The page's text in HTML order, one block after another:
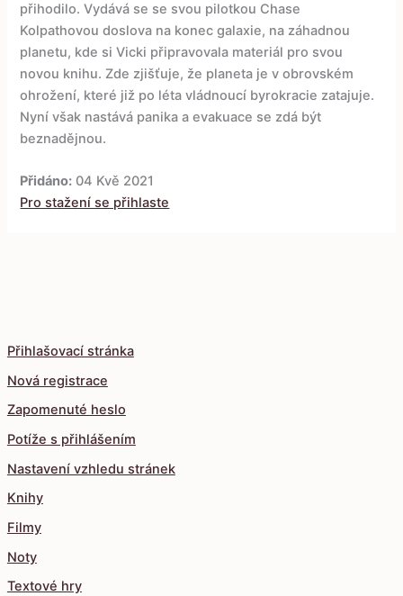
Přihlašovací stránka
Nová registrace
Zapomenuté heslo
Potíže s přihlášením
Nastavení vzhledu stránek
Knihy
Filmy
Noty
Textové hry
přihodilo. Vydává se se svou pilotkou Chase
Kolpathovou doslova na konec galaxie, na záhadnou
planetu, kde si Vicki připravovala materiál pro svou
novou knihu. Zde zjišťuje, že planeta je v obrovském
ohrožení, které již po léta vládnoucí byrokracie zatajuje.
Nyní však nastává panika a evakuace se zdá být
beznadějnou.
Přidáno: 04 Kvě 2021
Pro stažení se přihlaste